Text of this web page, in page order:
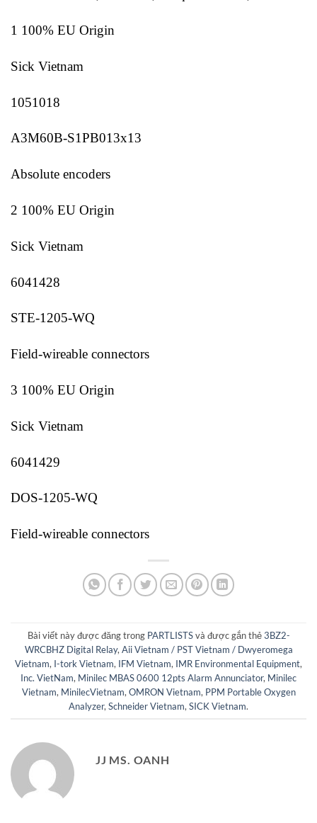
1 100% EU Origin
Sick Vietnam
1051018
A3M60B-S1PB013x13
Absolute encoders
2 100% EU Origin
Sick Vietnam
6041428
STE-1205-WQ
Field-wireable connectors
3 100% EU Origin
Sick Vietnam
6041429
DOS-1205-WQ
Field-wireable connectors
Bài viết này được đăng trong PARTLISTSvà được gắn thẻ3BZ2-
WRCBHZ Digital Relay, Aii Vietnam / PST Vietnam / Dwyeromega
Vietnam, I-tork Vietnam, IFM Vietnam, IMR Environmental Equipment,
Inc. VietNam, Minilec MBAS 0600 12pts Alarm Annunciator, Minilec
Vietnam, MinilecVietnam, OMRON Vietnam, PPM Portable Oxygen
Analyzer, Schneider Vietnam, SICK Vietnam.
JJ MS. OANH